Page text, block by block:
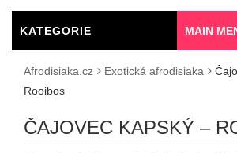
KATEGORIE
AFRODISIAK
MAIN
Afrodisiaka.cz Exotická afrodisiaka
Rooibos
ČAJOVEC KAPSKÝ –